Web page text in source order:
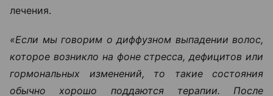
лечения.
«Если мы говорим о диффузном выпадении волос,
которое возникло на фоне стресса, дефицитов или
гормональных изменений, то такие состояния
обычно хорошо поддаются терапии. После